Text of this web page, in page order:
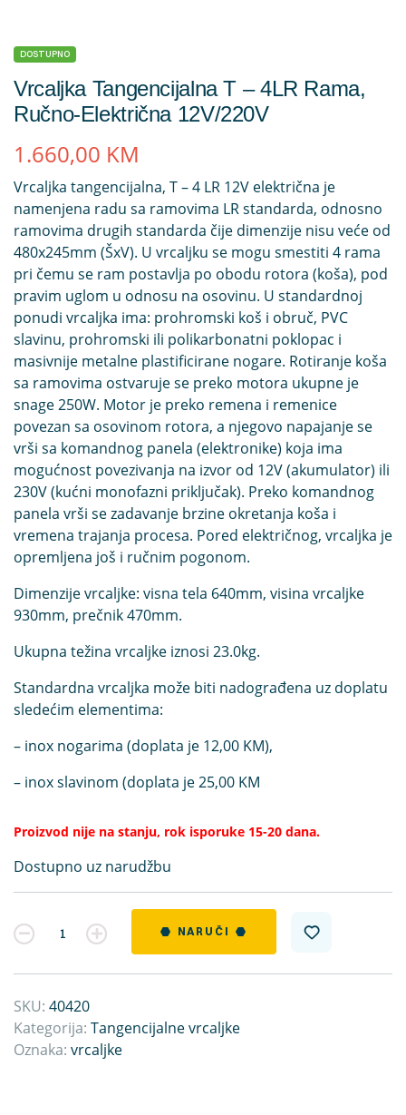
DOSTUPNO
Vrcaljka Tangencijalna T – 4LR Rama,
Ručno-Električna 12V/220V
1.660,00 KM
Vrcaljka tangencijalna, T – 4 LR 12V električna je
namenjena radu sa ramovima LR standarda, odnosno
ramovima drugih standarda čije dimenzije nisu veće od
480x245mm (ŠxV). U vrcaljku se mogu smestiti 4 rama
pri čemu se ram postavlja po obodu rotora (koša), pod
pravim uglom u odnosu na osovinu. U standardnoj
ponudi vrcaljka ima: prohromski koš i obruč, PVC
slavinu, prohromski ili polikarbonatni poklopac i
masivnije metalne plastificirane nogare. Rotiranje koša
sa ramovima ostvaruje se preko motora ukupne je
snage 250W. Motor je preko remena i remenice
povezan sa osovinom rotora, a njegovo napajanje se
vrši sa komandnog panela (elektronike) koja ima
mogućnost povezivanja na izvor od 12V (akumulator) ili
230V (kućni monofazni priključak). Preko komandnog
panela vrši se zadavanje brzine okretanja koša i
vremena trajanja procesa. Pored električnog, vrcaljka je
opremljena još i ručnim pogonom.
Dimenzije vrcaljke: visna tela 640mm, visina vrcaljke
930mm, prečnik 470mm.
Ukupna težina vrcaljke iznosi 23.0kg.
Standardna vrcaljka može biti nadograđena uz doplatu
sledećim elementima:
– inox nogarima (doplata je 12,00 KM),
– inox slavinom (doplata je 25,00 KM
Proizvod nije na stanju, rok isporuke 15-20 dana.
Dostupno uz narudžbu
Kvantitet NARUČI
SKU: 40420
Kategorija: Tangencijalne vrcaljke
Oznaka: vrcaljke